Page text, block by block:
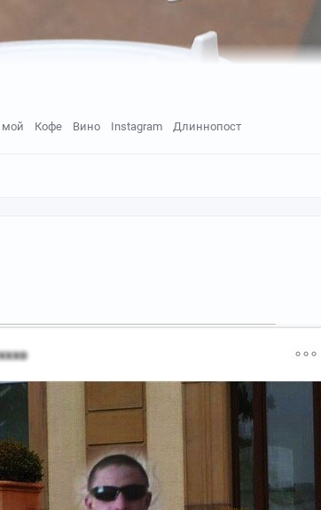
мой Кофе Вино Instagram Длиннопост